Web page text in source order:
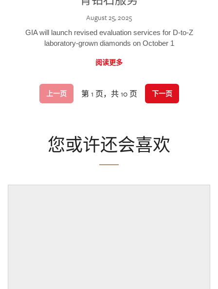
August 25, 2025
GIA will launch revised evaluation services for D-to-Z
laboratory-grown diamonds on October 1
阅读更多
上一页 第 1 页，共 10 页 下一页
您或许还会喜欢